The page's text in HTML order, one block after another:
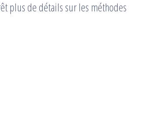
plus de détails sur les méthodes